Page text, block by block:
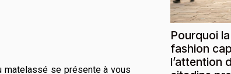
matelassé se présente à vous
Pourquoi
fashion
l’attention